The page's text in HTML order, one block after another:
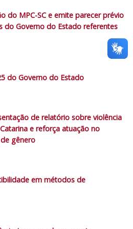
do MPC-SC e emite parecer prévio
do Governo do Estado referentes
do Governo do Estado
de relatório sobre violência
e reforça atuação no
gênero
em métodos de